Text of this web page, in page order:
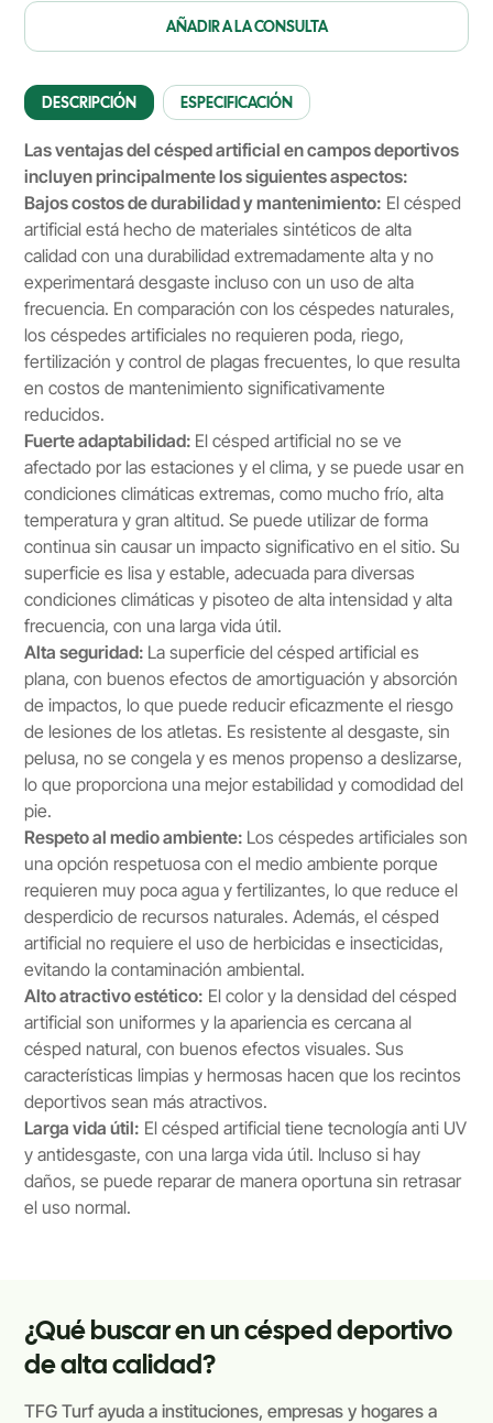
AÑADIR A LA CONSULTA
DESCRIPCIÓN ESPECIFICACIÓN
Las ventajas del césped artificial en campos deportivos
incluyen principalmente los siguientes aspectos:
Bajos costos de durabilidad y mantenimiento: El césped
artificial está hecho de materiales sintéticos de alta
calidad con una durabilidad extremadamente alta y no
experimentará desgaste incluso con un uso de alta
frecuencia. En comparación con los céspedes naturales,
los céspedes artificiales no requieren poda, riego,
fertilización y control de plagas frecuentes, lo que resulta
en costos de mantenimiento significativamente
reducidos.
Fuerte adaptabilidad: El césped artificial no se ve
afectado por las estaciones y el clima, y se puede usar en
condiciones climáticas extremas, como mucho frío, alta
temperatura y gran altitud. Se puede utilizar de forma
continua sin causar un impacto significativo en el sitio. Su
superficie es lisa y estable, adecuada para diversas
condiciones climáticas y pisoteo de alta intensidad y alta
frecuencia, con una larga vida útil.
Alta seguridad: La superficie del césped artificial es
plana, con buenos efectos de amortiguación y absorción
de impactos, lo que puede reducir eficazmente el riesgo
de lesiones de los atletas. Es resistente al desgaste, sin
pelusa, no se congela y es menos propenso a deslizarse,
lo que proporciona una mejor estabilidad y comodidad del
pie.
Respeto al medio ambiente: Los céspedes artificiales son
una opción respetuosa con el medio ambiente porque
requieren muy poca agua y fertilizantes, lo que reduce el
desperdicio de recursos naturales. Además, el césped
artificial no requiere el uso de herbicidas e insecticidas,
evitando la contaminación ambiental.
Alto atractivo estético: El color y la densidad del césped
artificial son uniformes y la apariencia es cercana al
césped natural, con buenos efectos visuales. Sus
características limpias y hermosas hacen que los recintos
deportivos sean más atractivos.
Larga vida útil: El césped artificial tiene tecnología anti UV
y antidesgaste, con una larga vida útil. Incluso si hay
daños, se puede reparar de manera oportuna sin retrasar
el uso normal.
¿Qué buscar en un césped deportivo
de alta calidad?
TFG Turf ayuda a instituciones, empresas y hogares a